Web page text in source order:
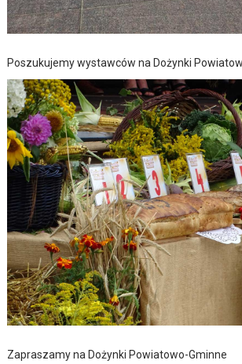
Poszukujemy wystawców na Dożynki
Zapraszamy na Dożynki Powiatowo-Gminne